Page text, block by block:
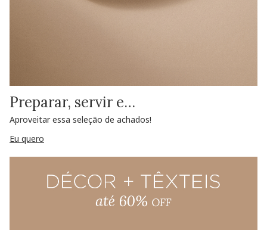
Preparar, servir e…
Aproveitar essa seleção de achados!
Eu quero